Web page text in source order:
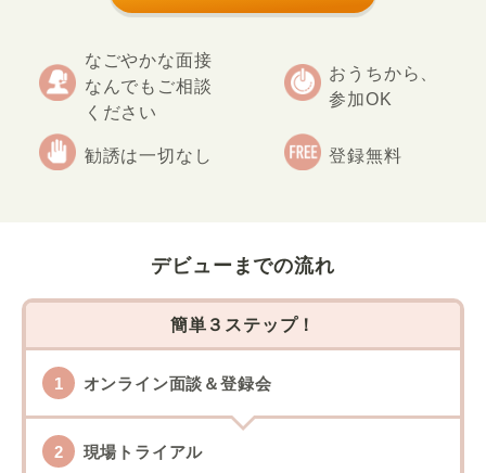
なごやかな面接
なんでもご相談
ください
おうちから、
参加OK
勧誘は一切なし 登録無料
デビューまでの流れ
簡単３ステップ！
オンライン面談＆登録会
現場トライアル